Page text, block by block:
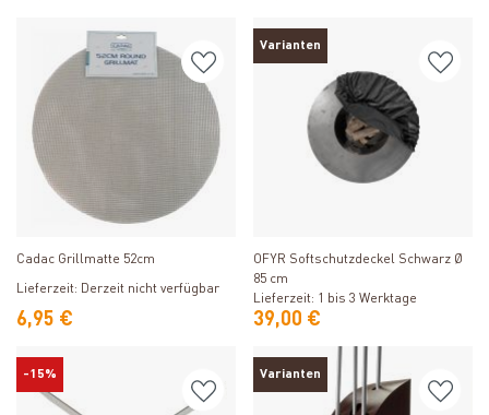
Produkt ansehen
Cadac Grillmatte 52cm
Lieferzeit: Derzeit nicht verfügbar
6,95 €
Varianten
OFYR Softschutzdeckel Schwarz Ø
85 cm
Lieferzeit: 1 bis 3 Werktage
39,00 €
-15% Varianten